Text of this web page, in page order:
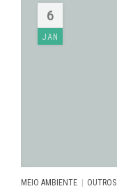
6
JAN
MEIO AMBIENTE | OUTROS